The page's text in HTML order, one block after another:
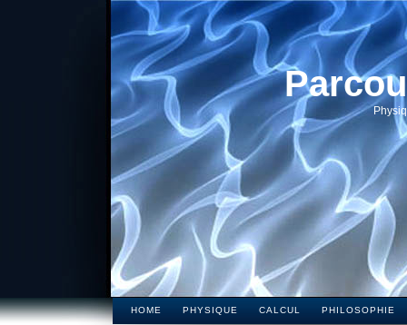
HOME PHYSIQUE CALCUL PHILOSOPHIE